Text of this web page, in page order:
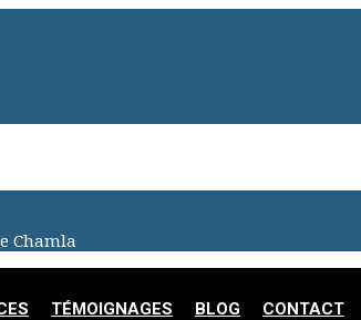
TÉMOIGNAGES BLOG CONTACT
Chamla